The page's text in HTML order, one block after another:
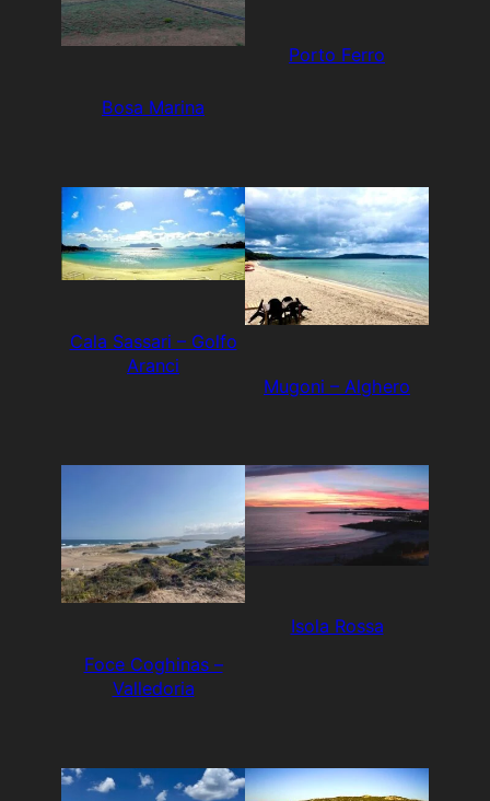
Bosa Marina
Porto Ferro
Cala Sassari – Golfo
Aranci
Mugoni – Alghero
Foce Coghinas –
Valledoria
Isola Rossa